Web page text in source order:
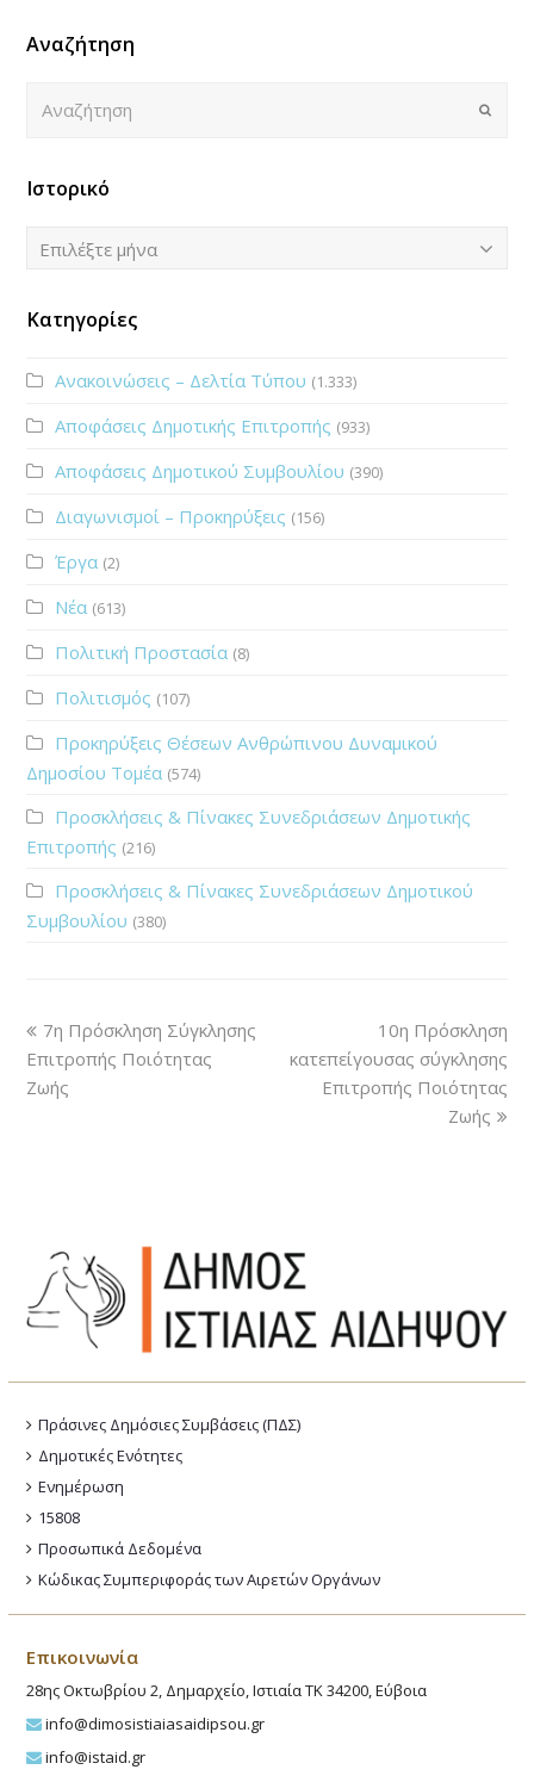
Αναζήτηση
Submit
Ιστορικό
Ιστορικό
Επιλέξτε μήνα
Κατηγορίες
Ανακοινώσεις – Δελτία Τύπου (1.333)
Αποφάσεις Δημοτικής Επιτροπής (933)
Αποφάσεις Δημοτικού Συμβουλίου (390)
Διαγωνισμοί – Προκηρύξεις (156)
Έργα (2)
Νέα (613)
Πολιτική Προστασία (8)
Πολιτισμός (107)
Προκηρύξεις Θέσεων Ανθρώπινου Δυναμικού
Δημοσίου Τομέα (574)
Προσκλήσεις & Πίνακες Συνεδριάσεων Δημοτικής
Επιτροπής (216)
Προσκλήσεις & Πίνακες Συνεδριάσεων Δημοτικού
Συμβουλίου (380)
7η Πρόσκληση Σύγκλησης
Επιτροπής Ποιότητας
Ζωής
10η Πρόσκληση
κατεπείγουσας σύγκλησης
Επιτροπής Ποιότητας
Ζωής
Πράσινες Δημόσιες Συμβάσεις (ΠΔΣ)
Δημοτικές Ενότητες
Ενημέρωση
15808
Προσωπικά Δεδομένα
Κώδικας Συμπεριφοράς των Αιρετών Οργάνων
Επικοινωνία
28ης Οκτωβρίου 2, Δημαρχείο, Ιστιαία ΤΚ 34200, Εύβοια
info@dimosistiaiasaidipsou.gr
info@istaid.gr